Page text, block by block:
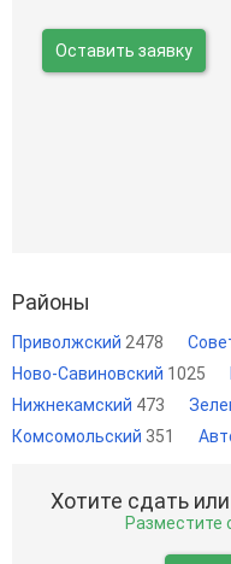
Оставить заявку
Районы
Приволжский 2478
Ново-Савиновский 1025
Нижнекамский 473
Комсомольский 351
Хотите сдать
Разместите